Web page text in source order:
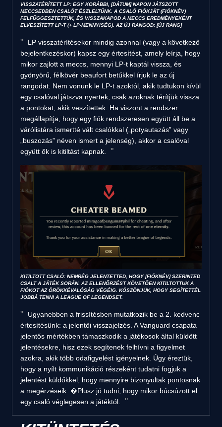
VISSZATÉRÍTETT LP: EGY KORÁBBI, [DÁTUM] NAPON JÁTSZOTT
MECCSEDBEN CSALÓT ÉSZLELTÜNK. A CSALÓ FIÓKJÁT (FIÓKNÉV)
FELFÜGGESZTETTÜK, ÉS VISSZAKAPOD A MECCS EREDMÉNYEKÉNT
ELVESZÍTETT LP-T (+ LP-MENNYISÉG). AZ ÚJ RANGOD: [ÚJ RANG]
LP visszatérítésekor mindig azonnal (vagy a következő
bejelentkezéskor) kapsz egy értesítést, amely leírja, hogy
mikor zajlott a meccs, mennyi LP-t kaptál vissza, és
gyönyörű, félkövér beaufort betűkkel írjuk le az új
rangodat. Nem vonunk le LP-t azoktól, akik tudtukon kívül
egy csalóval játszva nyertek, csak azoknak térítjük vissza
a pontokat, akik veszítettek. Ha viszont a rendszer
megállapítja, hogy egy fiók rendszeresen együtt áll be a
várólistára ismertté vált csalókkal („potyautazás” vagy
„buszozás” néven ismert a jelenség), akkor a csalóval
együtt ők is kitiltást kapnak.
KITILTOTT CSALÓ: NEMRÉG JELENTETTED, HOGY [FIÓKNÉV] SZERINTED
CSALT A JÁTÉK SORÁN. AZ ELLENŐRZÉST KÖVETŐEN KITILTOTTUK A
FIÓKOT AZ ÖRÖKKÉVALÓSÁG VÉGÉIG. KÖSZÖNJÜK, HOGY SEGÍTETTÉL
JOBBÁ TENNI A LEAGUE OF LEGENDSET.
Ugyanebben a frissítésben mutatkozik be a 2. kedvenc
értesítésünk: a jelentői visszajelzés. A Vanguard csapata
jelentős mértékben támaszkodik a játékosok által küldött
jelentésekre, hisz ezek segítenek felhívni a figyelmet
azokra, akik több odafigyelést igényelnek. Úgy éreztük,
hogy a nyílt kommunikáció részeként tudatni fogjuk a
jelentést küldőkkel, hogy mennyire bizonyultak pontosnak
a megérzéseik. �Plusz jó tudni, hogy mikor búcsúzott el
egy csaló véglegesen a játéktól.